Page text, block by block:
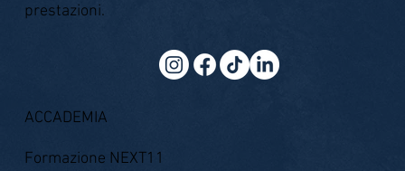
prestazioni.
ACCADEMIA
Formazione NEXT11